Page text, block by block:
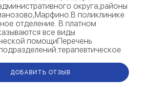
округа,районы
поликлинике
отделение. В платном
все виды
помощиПеречень
ДОБАВИТЬ ОТЗЫВ